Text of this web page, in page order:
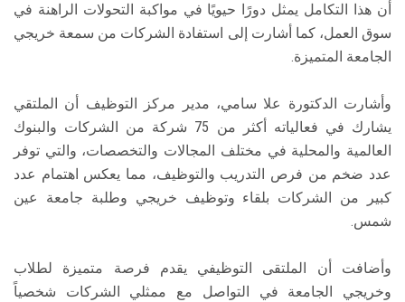
أن هذا التكامل يمثل دورًا حيويًا في مواكبة التحولات الراهنة في
سوق العمل، كما أشارت إلى استفادة الشركات من سمعة خريجي
الجامعة المتميزة.
وأشارت الدكتورة علا سامي، مدير مركز التوظيف أن الملتقي
يشارك في فعالياته أكثر من 75 شركة من الشركات والبنوك
العالمية والمحلية في مختلف المجالات والتخصصات، والتي توفر
عدد ضخم من فرص التدريب والتوظيف، مما يعكس اهتمام عدد
كبير من الشركات بلقاء وتوظيف خريجي وطلبة جامعة عين
شمس.
وأضافت أن الملتقى التوظيفي يقدم فرصة متميزة لطلاب
وخريجي الجامعة في التواصل مع ممثلي الشركات شخصياً